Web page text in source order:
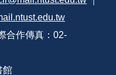
合作傳真：02-
館